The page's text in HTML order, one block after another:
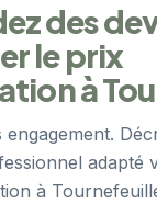
des
le prix
à
engagement.
adapté
à